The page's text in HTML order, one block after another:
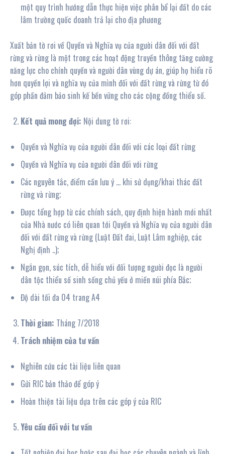
một quy trình hướng dẫn thực hiện việc phân bổ lại đất do các
lâm trường quốc doanh trả lại cho địa phương
Xuất bản tờ rơi về Quyền và Nghĩa vụ của người dân đối với đất
rừng và rừng là một trong các hoạt động truyền thông tăng cường
năng lực cho chính quyền và người dân vùng dự án, giúp họ hiểu rõ
hơn quyền lợi và nghĩa vụ của mình đối với đất rừng và rừng từ đó
góp phần đảm bảo sinh kế bền vững cho các cộng đồng thiểu số.
Kết quả mong đợi: Nội dung tờ rơi:
Quyền và Nghĩa vụ của người dân đối với các loại đất rừng
Quyền và Nghĩa vụ của người dân đối với rừng
Các nguyên tắc, điểm cần lưu ý … khi sử dụng/khai thác đất
rừng và rừng;
Được tổng hợp từ các chính sách, quy định hiện hành mới nhất
của Nhà nước có liên quan tới Quyền và Nghĩa vụ của người dân
đối với đất rừng và rừng (Luật Đất đai, Luật Lâm nghiệp, các
Nghị định ..);
Ngắn gọn, súc tích, dễ hiểu với đối tượng người đọc là người
dân tộc thiểu số sinh sống chủ yếu ở miền núi phía Bắc;
Độ dài tối đa 04 trang A4
Thời gian: Tháng 7/2018
Trách nhiệm của tư vấn
Nghiên cứu các tài liệu liên quan
Gửi RIC bản thảo để góp ý
Hoàn thiện tài liệu dựa trên các góp ý của RIC
Yêu cầu đối với tư vấn